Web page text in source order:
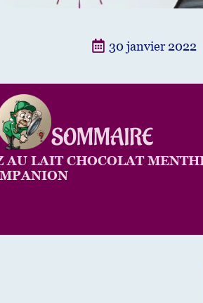
30 janvier 2022
SOMMAIRE
AU LAIT CHOCOLAT